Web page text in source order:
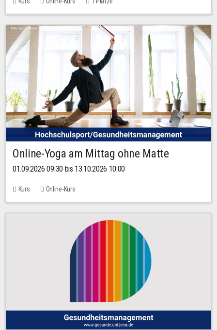
Online-Yoga am Mittag ohne Matte
01.09.2026 09:30 bis 13.10.2026 10:00
Kurs Online-Kurs